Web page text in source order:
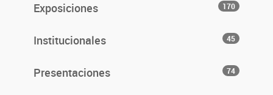
Exposiciones 170
Institucionales 45
Presentaciones 74